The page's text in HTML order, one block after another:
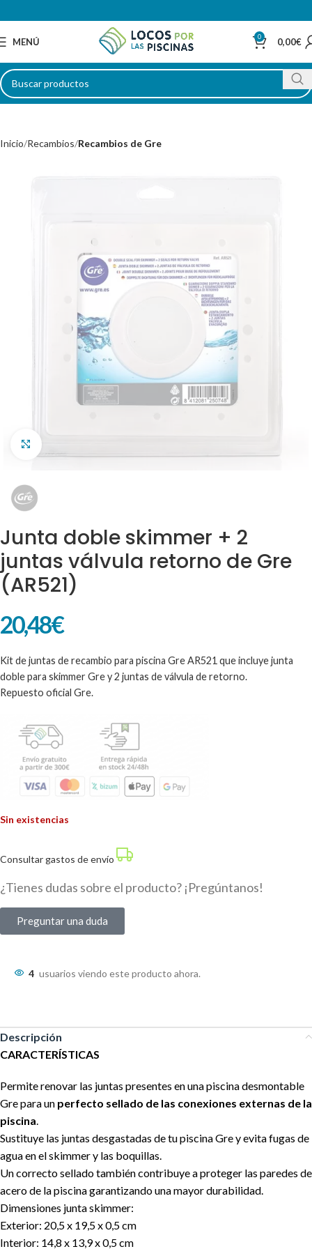
MENÚ 0 0,00€
Inicio Recambios Recambios de Gre
Clic para ampliar
Junta doble skimmer + 2
juntas válvula retorno de Gre
(AR521)
20,48€
Kit de juntas de recambio para piscina Gre AR521 que incluye junta
doble para skimmer Gre y 2 juntas de válvula de retorno.
Repuesto oficial Gre.
Sin existencias
Consultar gastos de envío
¿Tienes dudas sobre el producto? ¡Pregúntanos!
Preguntar una duda
4 usuarios viendo este producto ahora.
Descripción
CARACTERÍSTICAS
Permite renovar las juntas presentes en una piscina desmontable
Gre para un perfecto sellado de las conexiones externas de la
piscina.
Sustituye las juntas desgastadas de tu piscina Gre y evita fugas de
agua en el skimmer y las boquillas.
Un correcto sellado también contribuye a proteger las paredes de
acero de la piscina garantizando una mayor durabilidad.
Dimensiones junta skimmer:
Exterior: 20,5 x 19,5 x 0,5 cm
Interior: 14,8 x 13,9 x 0,5 cm